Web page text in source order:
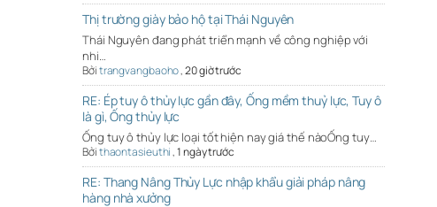
Thị trường giày bảo hộ tại Thái Nguyên
Thái Nguyên đang phát triển mạnh về công nghiệp với
nhi…
Bởitrangvangbaoho,20 giờ trước
RE: Ép tuy ô thủy lực gần đây, Ống mềm thuỷ lực, Tuy ô
là gì, Ống thủy lực
Ống tuy ô thủy lực loại tốt hiện nay giá thế nàoỐng tuy…
Bởithaontasieuthi,1 ngày trước
RE: Thang Nâng Thủy Lực nhập khẩu giải pháp nâng
hàng nhà xưởng